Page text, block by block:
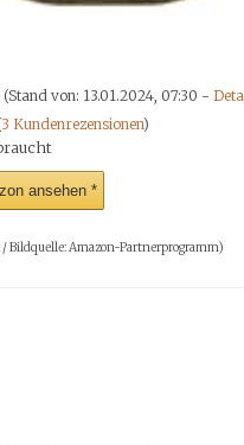
(Stand von: 13.01.2024, 07:30 -
3 Kundenrezensionen)
ansehen *
Amazon-Partnerprogramm)